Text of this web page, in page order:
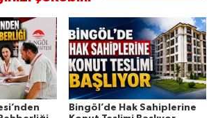
Bingöl’de Hak Sahiplerine